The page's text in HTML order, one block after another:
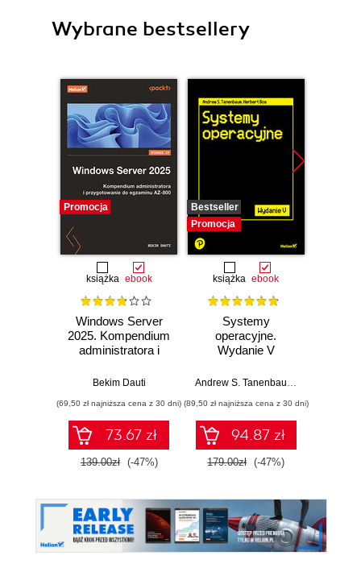
Wybrane bestsellery
Promocja
książka ebook
Windows Server
2025. Kompendium
administratora i
egzaminu AZ-800.
Bekim Dauti
(69,50 zł najniższa cena z 30 dni)
73.67 zł
139.00zł (-47%)
Bestseller
Promocja
książka ebook
Systemy
operacyjne.
Wydanie V
Andrew S. Tanenbaum,
(89,50 zł najniższa cena z 30 dni)
94.87 zł
179.00zł (-47%)